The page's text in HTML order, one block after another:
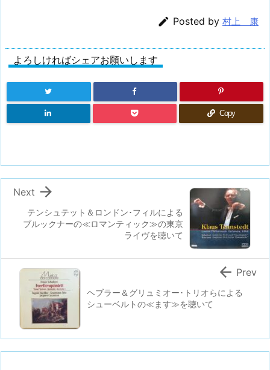
 Posted by 村上 康
よろしければシェアお願いします
Copy
テンシュテット＆ロンドン･フィルによる
ブルックナーの≪ロマンティック≫の東京
ライヴを聴いて

Next
ヘブラー＆グリュミオー･トリオらによる
シューベルトの≪ます≫を聴いて
 Prev